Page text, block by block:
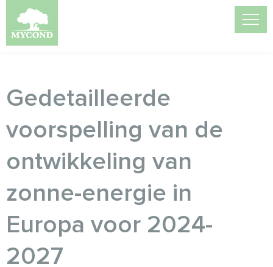
Gedetailleerde
voorspelling van de
ontwikkeling van
zonne-energie in
Europa voor 2024-
2027